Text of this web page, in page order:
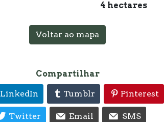
4 hectares
Voltar ao mapa
Compartilhar
LinkedIn Tumblr Pinterest
Twitter Email SMS